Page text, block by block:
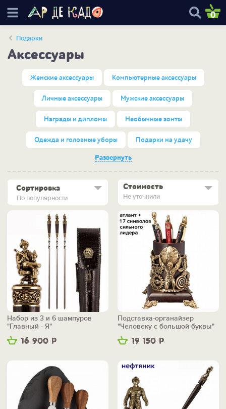
0
Подарки
Аксессуары
Женские аксессуары Компьютерные аксессуары
Личные аксессуары Мужские аксессуары
Награды и дипломы Необычные зонты
Одежда и головные уборы Подарки на удачу
Развернуть
По популярности
Сортировка Стоимость
Не уточнили
16 900 Р
Набор из 3 и 6 шампуров
"Главный - Я"
19 150 Р
Подставка-органайзер
"Человеку с большой буквы"